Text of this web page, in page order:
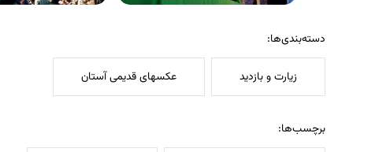
دسته‌بندی‌ها:
زیارت و بازدید عکسهای قدیمی آستان
برچسب‌ها: